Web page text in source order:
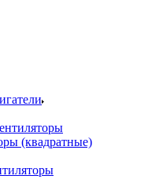
(квадратные)